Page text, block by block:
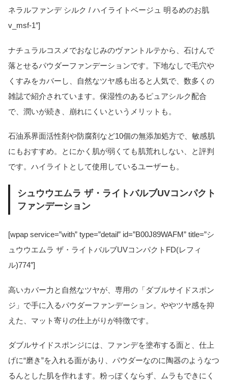
ネラルファンデ シルク / ハイライトベージュ 明るめのお肌
v_msf-1″]
ナチュラルコスメでおなじみのヴァントルテから、石けんで
落とせるパウダーファンデーションです。下地なしで毛穴や
くすみをカバーし、自然なツヤ感も出ると人気で、数多くの
雑誌で紹介されています。保湿性のあるピュアシルク配合
で、潤いが続き、崩れにくいというメリットも。
石油系界面活性剤や防腐剤など10個の無添加処方で、敏感肌
にもおすすめ。とにかく肌が弱くても肌荒れしない、と評判
です。ハイライトとして使用しているユーザーも。
シュウウエムラ ザ・ライトバルブUVコンパクト
ファンデーション
[wpap service=”with” type=”detail” id=”B00J89WAFM” title=”シ
ュウウエムラ ザ・ライトバルブUVコンパクトFD(レフィ
ル)774″]
高いカバー力と自然なツヤが、専用の「ダブルサイドスポン
ジ」で手に入るパウダーファンデーション。ややツヤ感を抑
えた、マット寄りの仕上がりが特徴です。
ダブルサイドスポンジには、ファンデを塗布する面と、仕上
げに“磨き”を入れる面があり、パウダーなのに陶器のようなつ
るんとした肌を作れます。粉っぽくならず、ムラもできにく